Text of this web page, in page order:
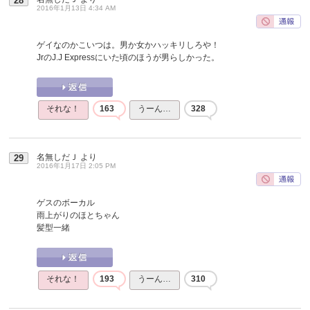
2016年1月13日 4:34 AM
ゲイなのかこいつは。男か女かハッキリしろや！
JrのJ.J Expressにいた頃のほうが男らしかった。
それな！ 163 うーん… 328
29 名無しだＪ より
2016年1月17日 2:05 PM
ゲスのボーカル
雨上がりのほとちゃん
髪型一緒
それな！ 193 うーん… 310